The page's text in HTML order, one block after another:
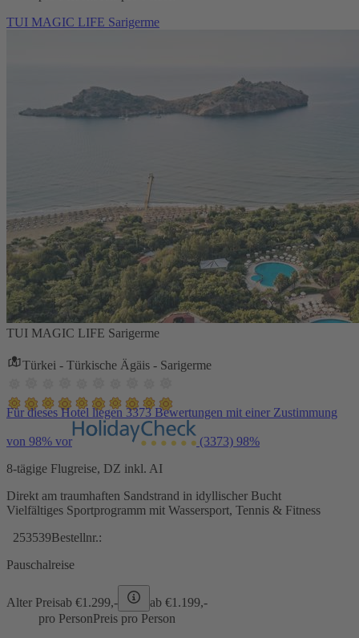
TUI MAGIC LIFE Sarigerme
TUI MAGIC LIFE Sarigerme
Türkei - Türkische Ägäis - Sarigerme
Für dieses Hotel liegen 3373 Bewertungen mit einer Zustimmung
von 98% vor (3373) 98%
8-tägige Flugreise, DZ inkl. AI
Direkt am traumhaften Sandstrand in idyllischer Bucht
Vielfältiges Sportprogramm mit Wassersport, Tennis & Fitness
253539Bestellnr.:
Pauschalreise
Alter Preisab €1.299,- ab €1.199,-
pro PersonPreis pro Person